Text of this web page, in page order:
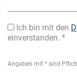
Ich bin mit den
einverstanden. *
Angaben mit * sind